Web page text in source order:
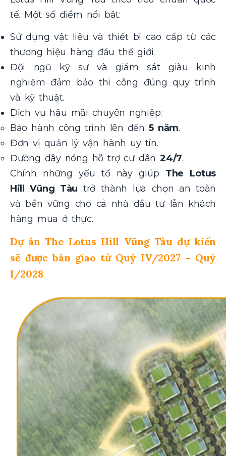
tế. Một số điểm nổi bật:
Sử dụng vật liệu và thiết bị cao cấp từ các
thương hiệu hàng đầu thế giới.
Đội ngũ kỹ sư và giám sát giàu kinh
nghiệm đảm bảo thi công đúng quy trình
và kỹ thuật.
Dịch vụ hậu mãi chuyên nghiệp:
Bảo hành công trình lên đến 5 năm.
Đơn vị quản lý vận hành uy tín.
Đường dây nóng hỗ trợ cư dân24/7.
Chính những yếu tố này giúp The Lotus
Hill Vũng Tàu trở thành lựa chọn an toàn
và bền vững cho cả nhà đầu tư lẫn khách
hàng mua ở thực.
Dự án The Lotus Hill Vũng Tàu dự kiến
sẽ được bàn giao từ Quý IV/2027 – Quý
I/2028